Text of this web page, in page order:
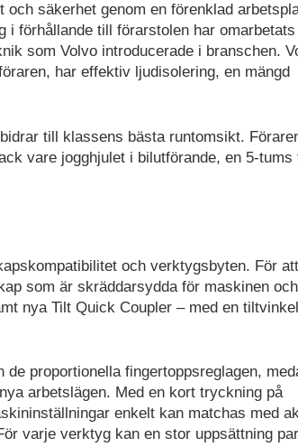
säkerhet genom en förenklad
i förhållande till förarstolen har
som Volvo introducerade i branschen.
har effektiv ljudisolering, en mängd
till klassens bästa runtomsikt.
vare jogghjulet i bilutförande, en 5-
och verktygsbyten. För
som är skräddarsydda för maskinen
nya Tilt Quick Coupler – med en
proportionella fingertoppsreglagen,
arbetslägen. Med en kort tryckning på
enkelt kan matchas med
varje verktyg kan en stor uppsättning